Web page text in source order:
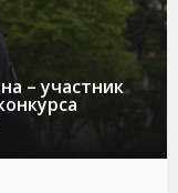
– участник